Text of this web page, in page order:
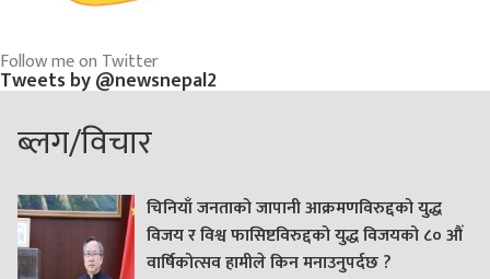
Follow me on Twitter
Tweets by @newsnepal2
ब्लग/विचार
चिनियाँ जनताको जापानी आक्रमणविरुद्दको युद्ध
विजय र विश्व फासिष्टविरुद्दको युद्ध विजयको ८० औं
वार्षिकोत्सव हामीले किन मनाउनुपर्दछ ?